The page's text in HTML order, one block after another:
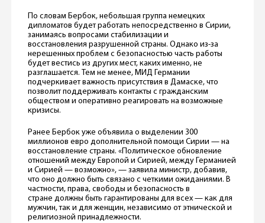
По словам Бербок, небольшая группа немецких
дипломатов будет работать непосредственно в Сирии,
занимаясь вопросами стабилизации и
восстановления разрушенной страны. Однако из-за
нерешенных проблем с безопасностью часть работы
будет вестись из других мест, каких именно, не
разглашается. Тем не менее, МИД Германии
подчеркивает важность присутствия в Дамаске, что
позволит поддерживать контакты с гражданским
обществом и оперативно реагировать на возможные
кризисы.
Ранее Бербок уже объявила о выделении 300
миллионов евро дополнительной помощи Сирии — на
восстановление страны. «Политическое обновление
отношений между Европой и Сирией, между Германией
и Сирией — возможно», — заявила министр, добавив,
что оно должно быть связано с четкими ожиданиями. В
частности, права, свободы и безопасность в
стране должны быть гарантированы для всех — как для
мужчин, так и для женщин, независимо от этнической и
религиозной принадлежности.